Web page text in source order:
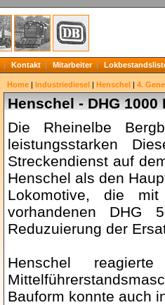
Kontakt Mitarbeiter
Home | Industriediesel | Henschel | 4.
Henschel - DHG
Die Rheinelbe
leistungsstarken
Streckendienst auf
Henschel als den
Lokomotive, die
vorhandenen DHG
Reduzuierung der
Henschel
Bauform konnte auch